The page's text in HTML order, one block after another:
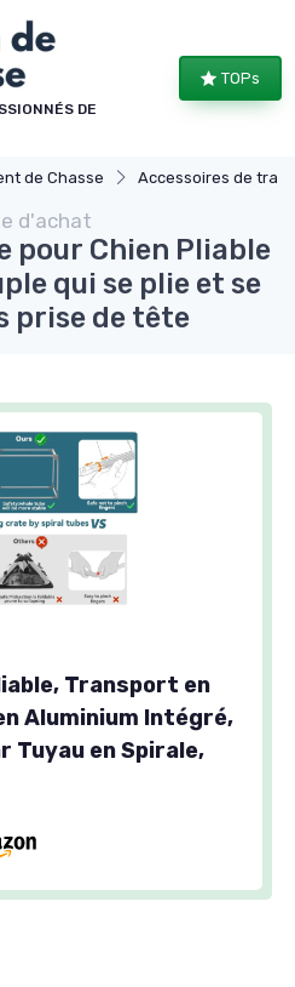
DE
TOPs
de Chasse Accessoires de
d'achat
pour Chien Pliable
qui se plie et se
prise de tête
Transport en
Aluminium Intégré,
Tuyau en Spirale,